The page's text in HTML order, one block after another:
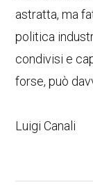
astratta, ma
politica
condivisi e
forse, può
Luigi Canali